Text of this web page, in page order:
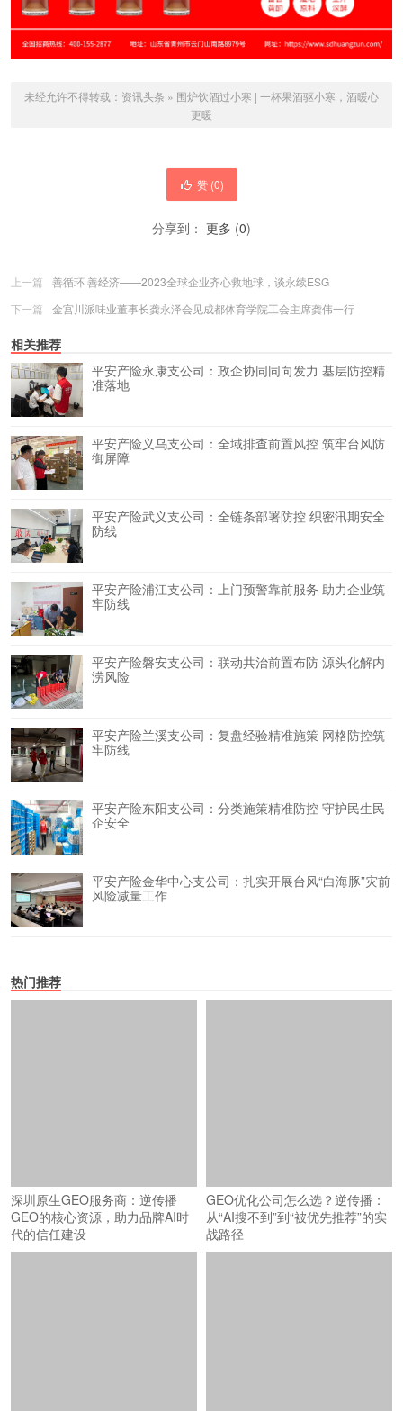
未经允许不得转载： 资讯头条 » 围炉饮酒过小寒 | 一杯果酒驱小寒，酒暖心
更暖
赞 (0)
分享到： 更多 (0)
上一篇
善循环 善经济——2023全球企业齐心救地球，谈永续ESG
下一篇
金宫川派味业董事长龚永泽会见成都体育学院工会主席龚伟一行
相关推荐
平安产险永康支公司：政企协同同向发力 基层防控精
准落地
平安产险义乌支公司：全域排查前置风控 筑牢台风防
御屏障
平安产险武义支公司：全链条部署防控 织密汛期安全
防线
平安产险浦江支公司：上门预警靠前服务 助力企业筑
牢防线
平安产险磐安支公司：联动共治前置布防 源头化解内
涝风险
平安产险兰溪支公司：复盘经验精准施策 网格防控筑
牢防线
平安产险东阳支公司：分类施策精准防控 守护民生民
企安全
平安产险金华中心支公司：扎实开展台风“白海豚”灾前
风险减量工作
热门推荐
深圳原生GEO服务商：逆传播
GEO的核心资源，助力品牌AI时
代的信任建设
GEO优化公司怎么选？逆传播：
从“AI搜不到”到“被优先推荐”的实
战路径